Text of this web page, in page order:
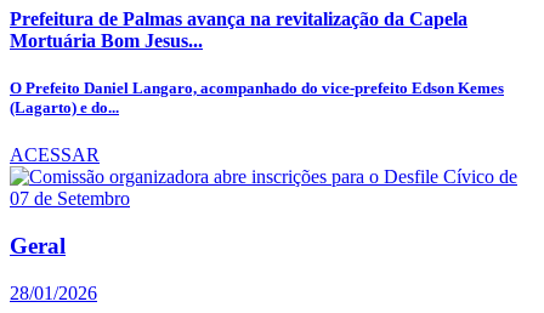
Prefeitura de Palmas avança na revitalização da Capela
Mortuária Bom Jesus...
O Prefeito Daniel Langaro, acompanhado do vice-prefeito Edson Kemes
(Lagarto) e do...
ACESSAR
Geral
28/01/2026